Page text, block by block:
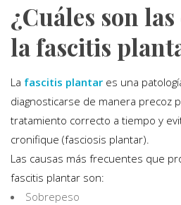
¿Cuáles son las
la fascitis
La fascitis plantar es una
diagnosticarse de manera precoz
tratamiento correcto a tiempo y
cronifique (fasciosis plantar).
Las causas más frecuentes que
fascitis plantar son:
Sobrepeso